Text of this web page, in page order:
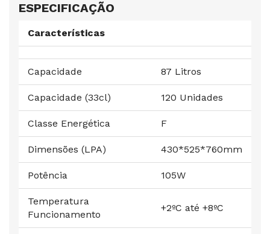
ESPECIFICAÇÃO
Características
Capacidade 87 Litros
Capacidade (33cl) 120 Unidades
Classe Energética F
Dimensões (LPA) 430*525*760mm
Potência 105W
Temperatura
Funcionamento
+2ºC até +8ºC